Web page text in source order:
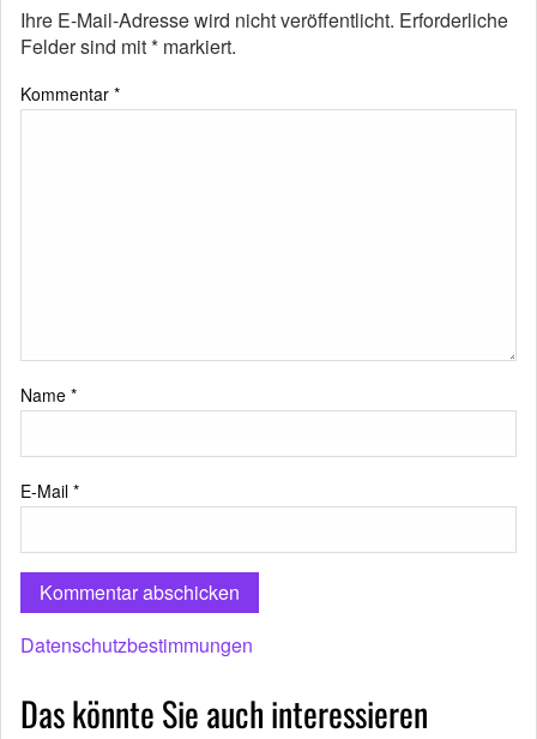
Ihre E-Mail-Adresse wird nicht veröffentlicht. Erforderliche
Felder sind mit* markiert.
Kommentar *
Name *
E-Mail *
Datenschutzbestimmungen
Das könnte Sie auch interessieren